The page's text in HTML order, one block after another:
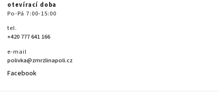
otevírací doba
Po-Pá 7:00-15:00
tel.
+420 777 641 166
e-mail
polivka@zmrzlinapoli.cz
Facebook